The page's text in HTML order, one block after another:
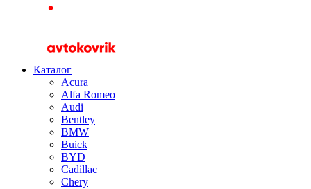
Каталог
Acura
Alfa Romeo
Audi
Bentley
BMW
Buick
BYD
Cadillac
Chery